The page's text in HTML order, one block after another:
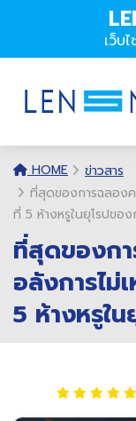
เว็บ
HOME
ข่าวสาร
ที่สุดของการฉลอง
ที่ 5 ห้างหรูในยุโรปขอ
ที่สุดของก
อลังการไม่
5 ห้างหรูใ